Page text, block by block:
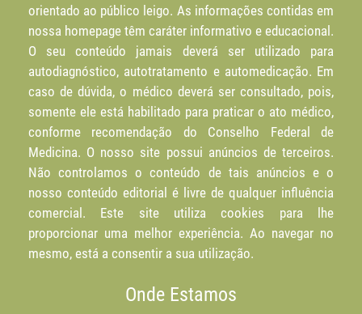
orientado ao público leigo. As informações contidas em
nossa homepage têm caráter informativo e educacional.
O seu conteúdo jamais deverá ser utilizado para
autodiagnóstico, autotratamento e automedicação. Em
caso de dúvida, o médico deverá ser consultado, pois,
somente ele está habilitado para praticar o ato médico,
conforme recomendação do Conselho Federal de
Medicina. O nosso site possui anúncios de terceiros.
Não controlamos o conteúdo de tais anúncios e o
nosso conteúdo editorial é livre de qualquer influência
comercial. Este site utiliza cookies para lhe
proporcionar uma melhor experiência. Ao navegar no
mesmo, está a consentir a sua utilização.
Onde Estamos